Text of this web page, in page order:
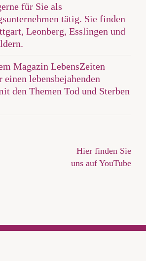
für Sie als
tätig. Sie finden
Leonberg, Esslingen und
Magazin LebensZeiten
lebensbejahenden
den Themen Tod und Sterben
Hier finden Sie
uns auf YouTube